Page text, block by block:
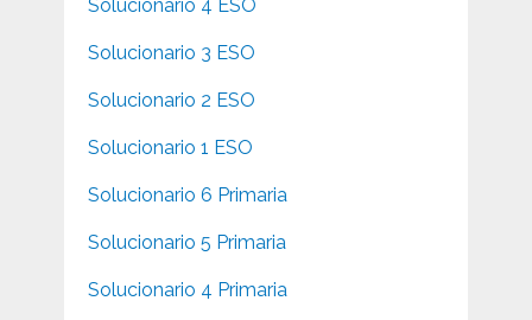
Solucionario 4 ESO
Solucionario 3 ESO
Solucionario 2 ESO
Solucionario 1 ESO
Solucionario 6 Primaria
Solucionario 5 Primaria
Solucionario 4 Primaria